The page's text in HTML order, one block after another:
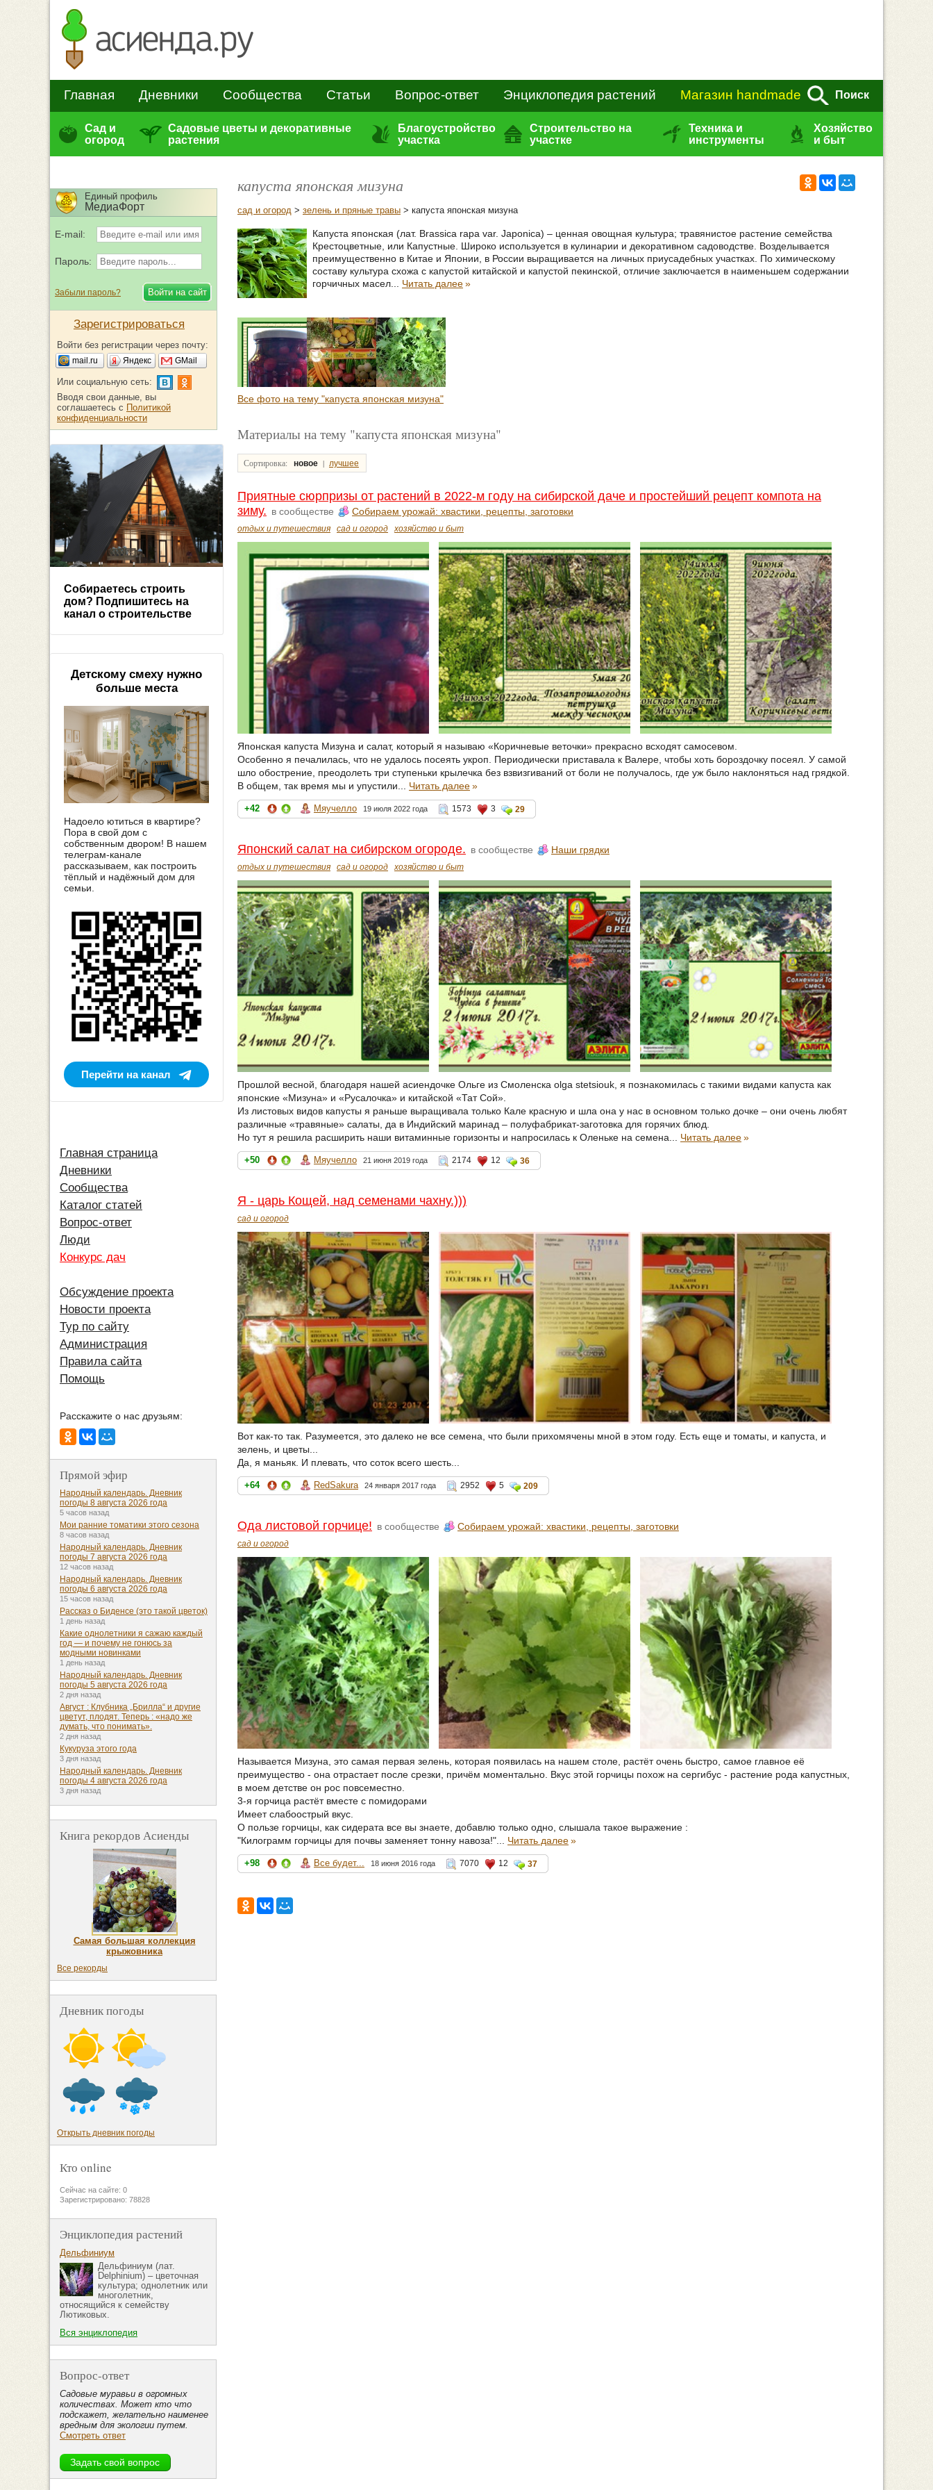
Главная Дневники Сообщества Статьи Вопрос-ответ Энциклопедия растений Магазин handmade Поиск
Сад и
огород
Садовые цветы и декоративные
растения
Благоустройство
участка
Строительство на
участке
Техника и
инструменты
Хозяйство
и быт
капуста японская мизуна
сад и огород > зелень и пряные травы > капуста японская мизуна
Капуста японская (лат. Brassica rapa var. Japonica) – ценная овощная культура; травянистое растение семейства
Крестоцветные, или Капустные. Широко используется в кулинарии и декоративном садоводстве. Возделывается
преимущественно в Китае и Японии, в России выращивается на личных приусадебных участках. По химическому
составу культура схожа с капустой китайской и капустой пекинской, отличие заключается в наименьшем содержании
горчичных масел... Читать далее»
Все фото на тему "капуста японская мизуна"
Материалы на тему "капуста японская мизуна"
Сортировка: новое | лучшее
Приятные сюрпризы от растений в 2022-м году на сибирской даче и простейший рецепт компота на
зиму. в сообществе Собираем урожай: хвастики, рецепты, заготовки
отдых и путешествия сад и огород хозяйство и быт
Японская капуста Мизуна и салат, который я называю «Коричневые веточки» прекрасно всходят самосевом.
Особенно я печалилась, что не удалось посеять укроп. Периодически приставала к Валере, чтобы хоть бороздочку посеял. У самой
шло обострение, преодолеть три ступеньки крылечка без взвизгиваний от боли не получалось, где уж было наклоняться над грядкой.
В общем, так время мы и упустили... Читать далее»
+42 Мяучелло 19 июля 2022 года 1573 3 29
Японский салат на сибирском огороде. в сообществе Наши грядки
отдых и путешествия сад и огород хозяйство и быт
Прошлой весной, благодаря нашей асиендочке Ольге из Смоленска olga stetsiouk, я познакомилась с такими видами капуста как
японские «Мизуна» и «Русалочка» и китайской «Тат Сой».
Из листовых видов капусты я раньше выращивала только Кале красную и шла она у нас в основном только дочке – они очень любят
различные «травяные» салаты, да в Индийский маринад – полуфабрикат-заготовка для горячих блюд.
Но тут я решила расширить наши витаминные горизонты и напросилась к Оленьке на семена... Читать далее»
+50 Мяучелло 21 июня 2019 года 2174 12 36
Я - царь Кощей, над семенами чахну.)))
сад и огород
Вот как-то так. Разумеется, это далеко не все семена, что были прихомячены мной в этом году. Есть еще и томаты, и капуста, и
зелень, и цветы...
Да, я маньяк. И плевать, что соток всего шесть...
+64 RedSakura 24 января 2017 года 2952 5 209
Ода листовой горчице! в сообществе Собираем урожай: хвастики, рецепты, заготовки
сад и огород
Называется Мизуна, это самая первая зелень, которая появилась на нашем столе, растёт очень быстро, самое главное её
преимущество - она отрастает после срезки, причём моментально. Вкус этой горчицы похож на сергибус - растение рода капустных,
в моем детстве он рос повсеместно.
3-я горчица растёт вместе с помидорами
Имеет слабоострый вкус.
О пользе горчицы, как сидерата все вы знаете, добавлю только одно, слышала такое выражение :
"Килограмм горчицы для почвы заменяет тонну навоза!"... Читать далее»
+98 Все будет... 18 июня 2016 года 7070 12 37
Единый профиль
МедиаФорт
E-mail:
Пароль:
Забыли пароль?
Зарегистрироваться
Войти без регистрации через почту:
mail.ru Яндекс GMail
Или социальную сеть:
Вводя свои данные, вы
соглашаетесь с Политикой
конфиденциальности
Собираетесь строить
дом? Подпишитесь на
канал о строительстве
Детскому смеху нужно
больше места
Надоело ютиться в квартире?
Пора в свой дом с
собственным двором! В нашем
телеграм-канале
рассказываем, как построить
тёплый и надёжный дом для
семьи.
Перейти на канал
Главная страница
Дневники
Сообщества
Каталог статей
Вопрос-ответ
Люди
Конкурс дач
Обсуждение проекта
Новости проекта
Тур по сайту
Администрация
Правила сайта
Помощь
Расскажите о нас друзьям:
Прямой эфир
Народный календарь. Дневник
погоды 8 августа 2026 года
5 часов назад
Мои ранние томатики этого сезона
8 часов назад
Народный календарь. Дневник
погоды 7 августа 2026 года
12 часов назад
Народный календарь. Дневник
погоды 6 августа 2026 года
15 часов назад
Рассказ о Биденсе (это такой цветок)
1 день назад
Какие однолетники я сажаю каждый
год — и почему не гонюсь за
модными новинками
1 день назад
Народный календарь. Дневник
погоды 5 августа 2026 года
2 дня назад
Август : Клубника „Брилла“ и другие
цветут, плодят. Теперь : «надо же
думать, что понимать».
2 дня назад
Кукуруза этого года
3 дня назад
Народный календарь. Дневник
погоды 4 августа 2026 года
3 дня назад
Книга рекордов Асиенды
Самая большая коллекция
крыжовника
Все рекорды
Дневник погоды
Открыть дневник погоды
Кто online
Сейчас на сайте: 0
Зарегистрировано: 78828
Энциклопедия растений
Дельфиниум
Дельфиниум (лат.
Delphinium) – цветочная
культура; однолетник или
многолетник,
относящийся к семейству
Лютиковых.
Вся энциклопедия
Вопрос-ответ
Садовые муравьи в огромных
количествах. Может кто что
подскажет, желательно наименее
вредным для экологии путем.
Смотреть ответ